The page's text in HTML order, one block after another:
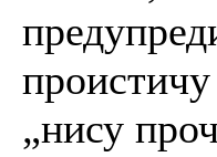
„нису